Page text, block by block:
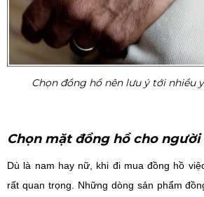
Chọn đồng hồ nên lưu ý tới nhiều
Chọn mặt đồng hồ cho người
Dù là nam hay nữ, khi đi mua đồng hồ
rất quan trọng. Những dòng sản phẩm